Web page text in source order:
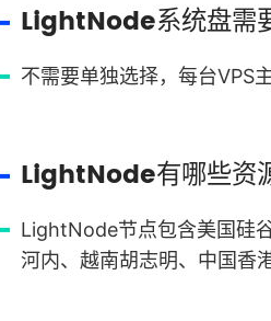
LightNode系统盘需
不需要单独选择，每台VPS
LightNode有哪些资
LightNode节点包含美国硅
河内、越南胡志明、中国香